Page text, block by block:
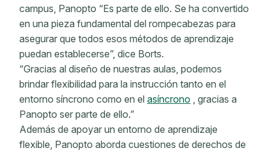
campus, Panopto “Es parte de ello. Se ha convertido
en una pieza fundamental del rompecabezas para
asegurar que todos esos métodos de aprendizaje
puedan establecerse”, dice Borts.
“Gracias al diseño de nuestras aulas, podemos
brindar flexibilidad para la instrucción tanto en el
entorno síncrono como en el asíncrono , gracias a
Panopto ser parte de ello.”
Además de apoyar un entorno de aprendizaje
flexible, Panopto aborda cuestiones de derechos de